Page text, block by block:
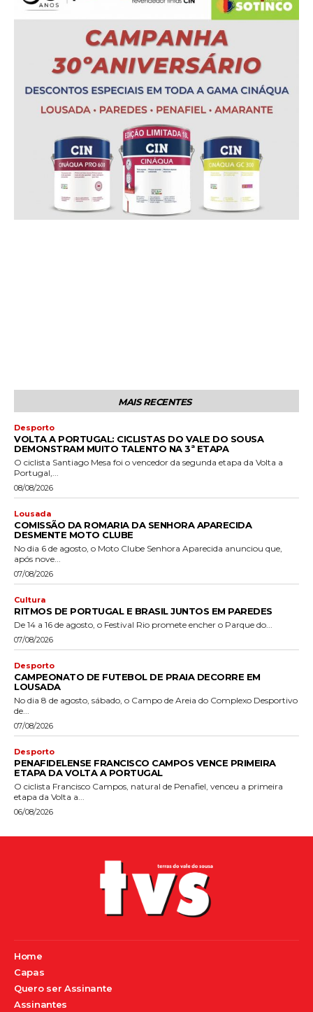
MAIS RECENTES
Desporto
VOLTA A PORTUGAL: CICLISTAS DO VALE DO SOUSA
DEMONSTRAM MUITO TALENTO NA 3ª ETAPA
O ciclista Santiago Mesa foi o vencedor da segunda etapa da Volta a
Portugal,...
08/08/2026
Lousada
COMISSÃO DA ROMARIA DA SENHORA APARECIDA
DESMENTE MOTO CLUBE
No dia 6 de agosto, o Moto Clube Senhora Aparecida anunciou que,
após nove...
07/08/2026
Cultura
RITMOS DE PORTUGAL E BRASIL JUNTOS EM PAREDES
De 14 a 16 de agosto, o Festival Rio promete encher o Parque do...
07/08/2026
Desporto
CAMPEONATO DE FUTEBOL DE PRAIA DECORRE EM
LOUSADA
No dia 8 de agosto, sábado, o Campo de Areia do Complexo Desportivo
de...
07/08/2026
Desporto
PENAFIDELENSE FRANCISCO CAMPOS VENCE PRIMEIRA
ETAPA DA VOLTA A PORTUGAL
O ciclista Francisco Campos, natural de Penafiel, venceu a primeira
etapa da Volta a...
06/08/2026
Home
Capas
Quero ser Assinante
Assinantes